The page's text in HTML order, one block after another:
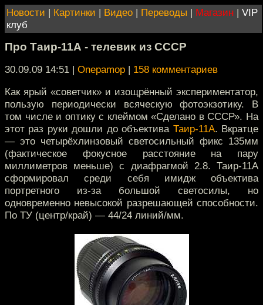
Новости | Картинки | Видео | Переводы | Магазин | VIP
клуб
Про Таир-11А - телевик из СССР
30.09.09 14:51 | Onepamop | 158 комментариев
Как ярый «советчик» и изощрённый экспериментатор,
пользую периодически всяческую фотоэкзотику. В
том числе и оптику с клеймом «Сделано в СССР». На
этот раз руки дошли до объектива Таир-11А. Вкратце
— это четырёхлинзовый светосильный фикс 135мм
(фактическое фокусное расстояние на пару
миллиметров меньше) с диафрагмой 2.8. Таир-11А
сформировал среди себя имидж объектива
портретного из-за большой светосилы, но
одновременно невысокой разрешающей способности.
По ТУ (центр/край) — 44/24 линий/мм.